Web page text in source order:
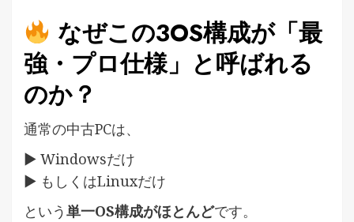
なぜこの3OS構成が「最
強・プロ仕様」と呼ばれる
のか？
通常の中古PCは、
▶ Windowsだけ
▶ もしくはLinuxだけ
という単一OS構成がほとんどです。